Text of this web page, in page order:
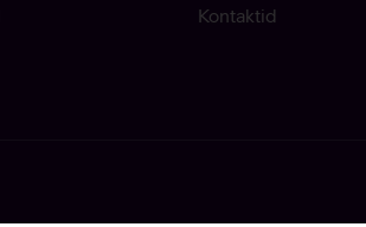
Kontaktid